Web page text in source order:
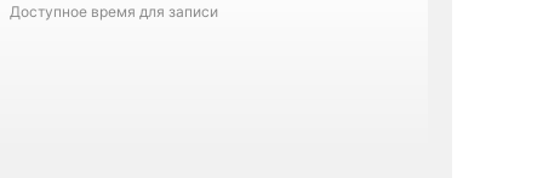
Доступное время для записи